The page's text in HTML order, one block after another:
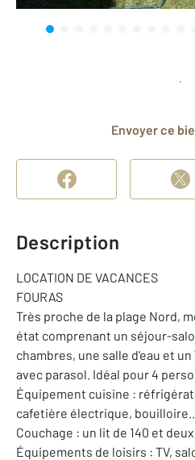
Envoyer ce
Description
LOCATION DE VACANCES
FOURAS
Très proche de la plage Nord,
état comprenant un séjour-
chambres, une salle d'eau et
avec parasol. Idéal pour 4
Équipement cuisine :
cafetière électrique,
Couchage : un lit de 140 et
Équipements de loisirs : TV,